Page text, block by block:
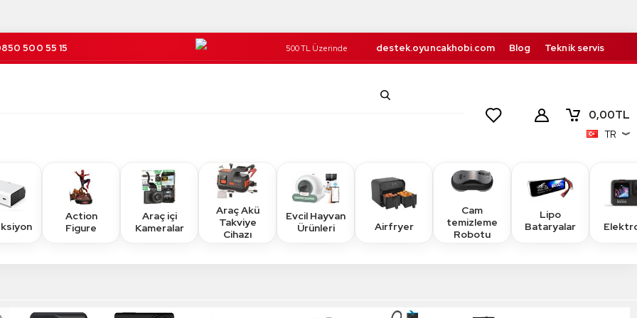
500 55 15 500 TL Üzerinde destek.oyuncakhobi.com Blog Teknik servis
0,00TL
TR
Action
Figure
Araç içi
Kameralar
Araç Akü
Takviye
Cihazı
Evcil Hayvan
Ürünleri
Airfryer
Cam
temizleme
Robotu
Lipo
Bataryalar